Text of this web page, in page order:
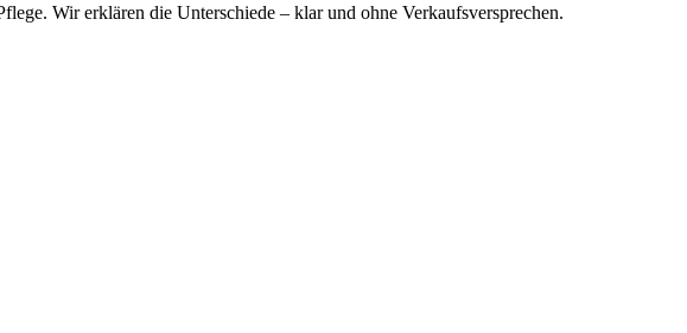
Wir erklären die Unterschiede – klar und ohne Verkaufsversprechen.